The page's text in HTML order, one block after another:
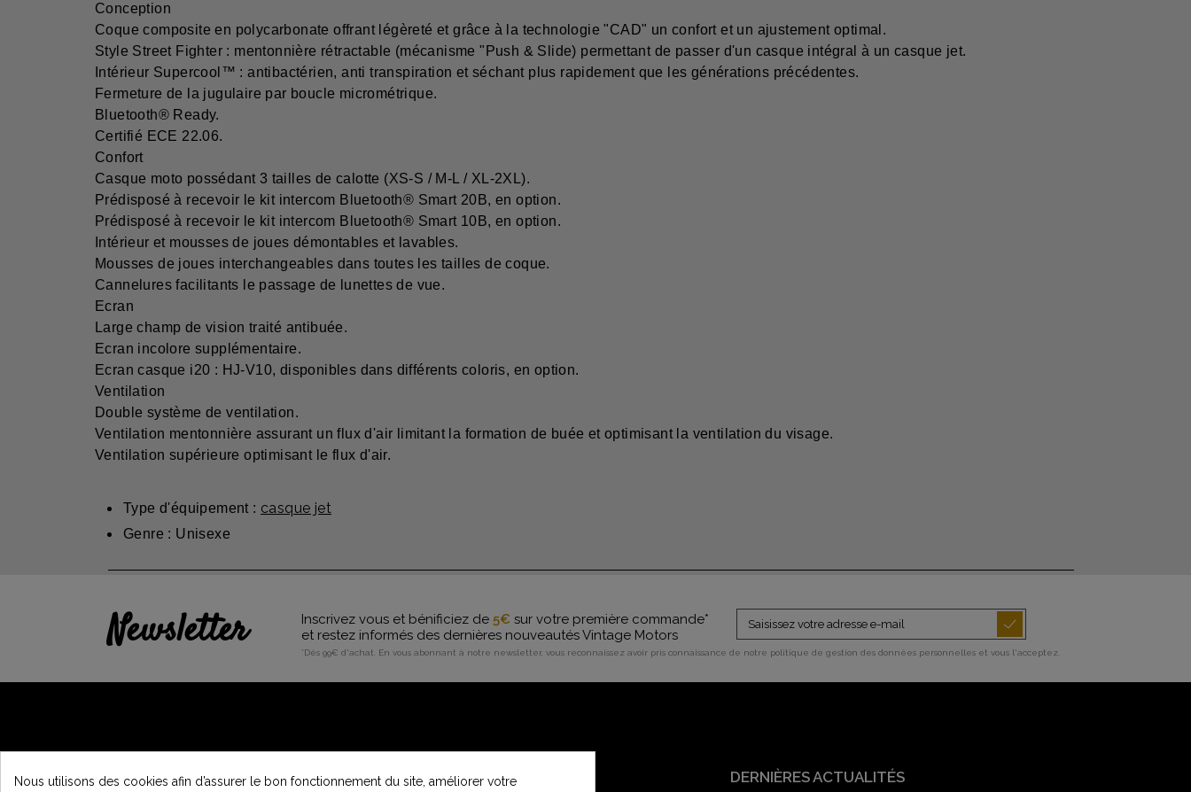
Conception
Coque composite en polycarbonate offrant légèreté et grâce à la technologie "CAD" un confort et un ajustement optimal.
Style Street Fighter : mentonnière rétractable (mécanisme "Push & Slide) permettant de passer d'un casque intégral à un casque jet.
Intérieur Supercool™ : antibactérien, anti transpiration et séchant plus rapidement que les générations précédentes.
Fermeture de la jugulaire par boucle micrométrique.
Bluetooth® Ready.
Certifié ECE 22.06.
Confort
Casque moto possédant 3 tailles de calotte (XS-S / M-L / XL-2XL).
Prédisposé à recevoir le kit intercom Bluetooth® Smart 20B, en option.
Prédisposé à recevoir le kit intercom Bluetooth® Smart 10B, en option.
Intérieur et mousses de joues démontables et lavables.
Mousses de joues interchangeables dans toutes les tailles de coque.
Cannelures facilitants le passage de lunettes de vue.
Ecran
Large champ de vision traité antibuée.
Ecran incolore supplémentaire.
Ecran casque i20 : HJ-V10, disponibles dans différents coloris, en option.
Ventilation
Double système de ventilation.
Ventilation mentonnière assurant un flux d'air limitant la formation de buée et optimisant la ventilation du visage.
Ventilation supérieure optimisant le flux d'air.
Type d'équipement : casque jet
Genre : Unisexe
Newsletter Inscrivez vous et bénificiez de 5€ sur votre première commande*
et restez informés des dernières nouveautés Vintage Motors
*Dès 99€ d'achat. En vous abonnant à notre newsletter, vous reconnaissez avoir pris connaissance de notre politique de gestion des données personnelles et vous l'acceptez.
A PROPOS DE VINTAGE SERVICE CLIENT DERNIÈRES ACTUALITÉS
Nous utilisons des cookies afin d’assurer le bon fonctionnement du site, améliorer votre